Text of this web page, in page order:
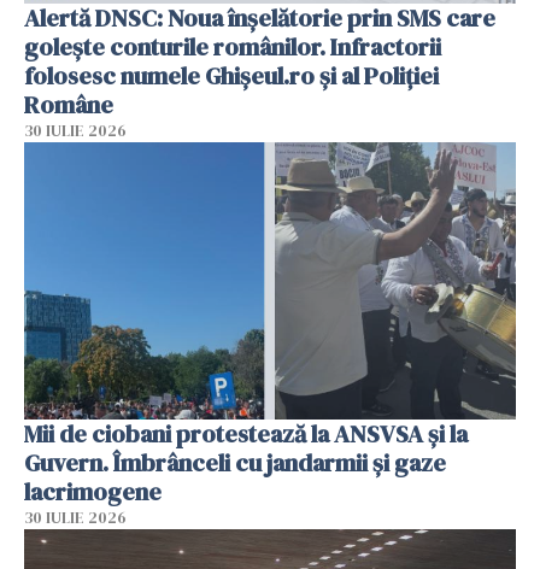
Alertă DNSC: Noua înșelătorie prin SMS care
golește conturile românilor. Infractorii
folosesc numele Ghișeul.ro și al Poliției
Române
30 IULIE 2026
Mii de ciobani protestează la ANSVSA și la
Guvern. Îmbrânceli cu jandarmii și gaze
lacrimogene
30 IULIE 2026